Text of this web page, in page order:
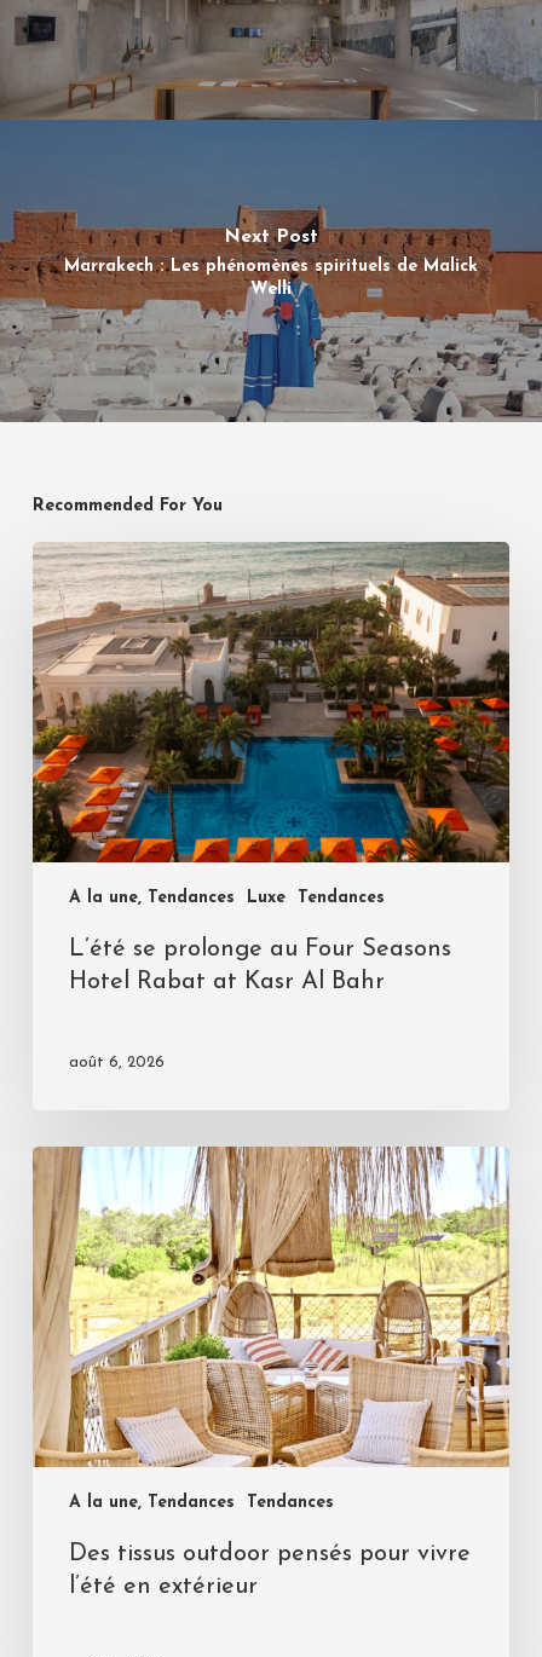
Next Post
Marrakech : Les phénomènes spirituels de Malick
Welli
Recommended For You
A la une, Tendances Luxe Tendances
L’été se prolonge au Four Seasons
Hotel Rabat at Kasr Al Bahr
août 6, 2026
A la une, Tendances Tendances
Des tissus outdoor pensés pour vivre
l’été en extérieur